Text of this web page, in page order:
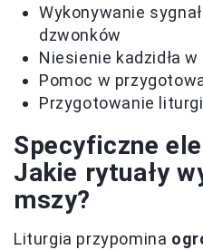
Wykonywanie
dzwonków
Niesienie kadzidła
Pomoc w
Przygotowanie
Specyficzne
Jakie rytuały
mszy?
Liturgia przypomina